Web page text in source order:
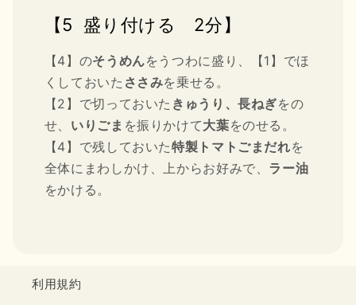
【5 盛り付ける 2分】
【4】のそうめんをうつわに盛り、【1】でほ
くしておいた ささみを乗せる。
【2】で切っておいた きゅうり、長ねぎをの
せ、 いりごま を振りかけて大葉をのせる。
【4】で残しておいた特製トマトごまだれを
全体にまわしかけ、上からお好みで、 ラー油
をかける。
利用規約